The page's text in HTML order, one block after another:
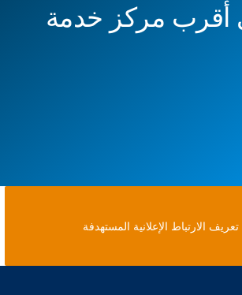
أقرب مركز خدمة
الارتباط الإعلانية المستهدفة